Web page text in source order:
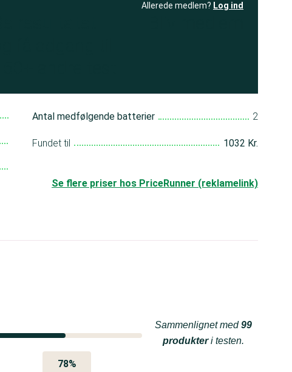
Allerede medlem? Log ind
Antal medfølgende batterier 2
Fundet til 1032 Kr.
Se flere priser hos PriceRunner (reklamelink)
78%
Sammenlignet med99
produkteri testen.